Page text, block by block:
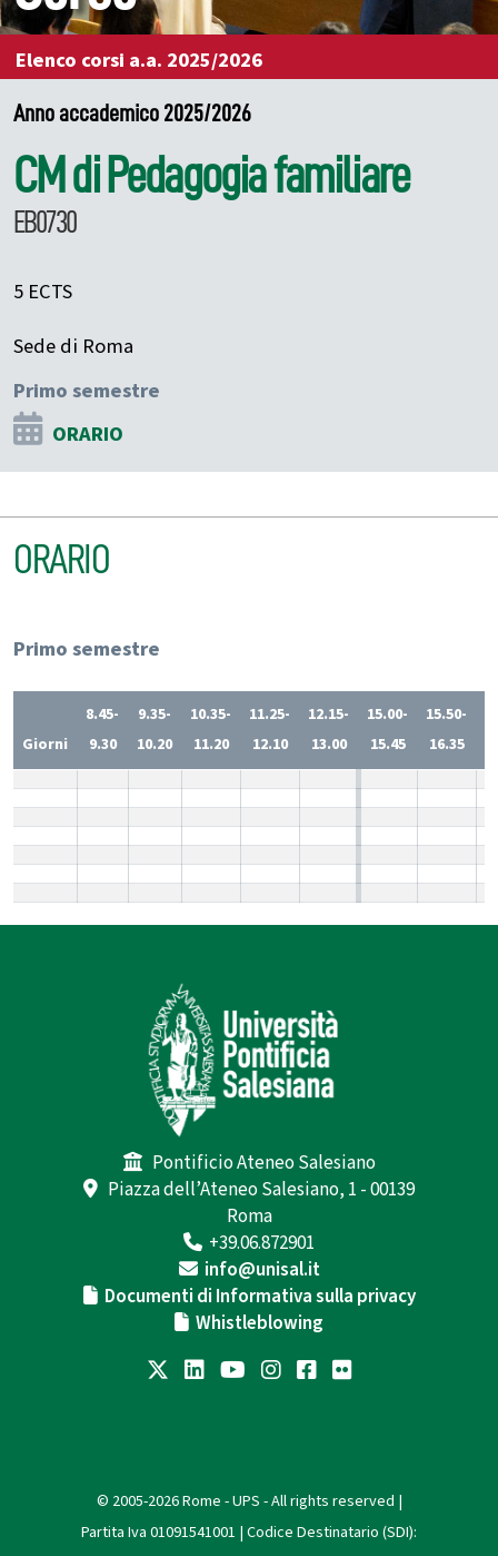
Elenco corsi a.a. 2025/2026
Anno accademico 2025/2026
CM di Pedagogia familiare
EB0730
5 ECTS
Sede di Roma
Primo semestre
ORARIO
ORARIO
Primo semestre
Giorni
8.45-
9.30
9.35-
10.20
10.35-
11.20
11.25-
12.10
12.15-
13.00
15.00-
15.45
15.50-
16.35
Pontificio Ateneo Salesiano
Piazza dell’Ateneo Salesiano, 1 - 00139
Roma
+39.06.872901
info@unisal.it
Documenti di Informativa sulla privacy
Whistleblowing
© 2005-2026 Rome - UPS - All rights reserved |
Partita Iva 01091541001 | Codice Destinatario (SDI):